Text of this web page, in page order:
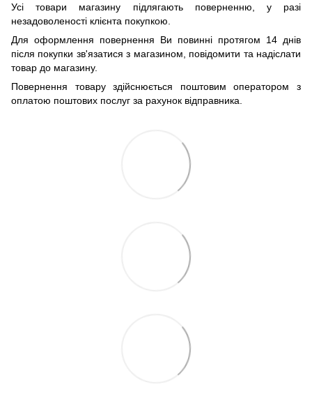
Усі товари магазину підлягають поверненню, у разі
незадоволеності клієнта покупкою.
Для оформлення повернення Ви повинні протягом 14 днів
після покупки зв'язатися з магазином, повідомити та надіслати
товар до магазину.
Повернення товару здійснюється поштовим оператором з
оплатою поштових послуг за рахунок відправника.